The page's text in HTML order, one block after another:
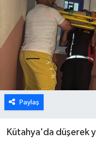
Paylaş
Kütahya'da düşerek
Emet
Foto Galeri
Gediz
Genel